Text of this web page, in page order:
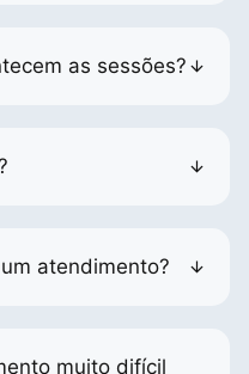
as sessões?
atendimento?
muito difícil